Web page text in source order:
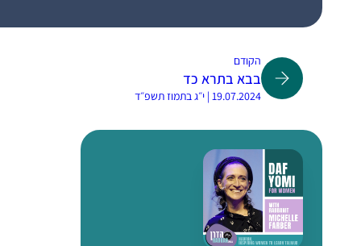
הקודם
בבא בתרא כד
19.07.2024 | י״ג בתמוז תשפ״ד